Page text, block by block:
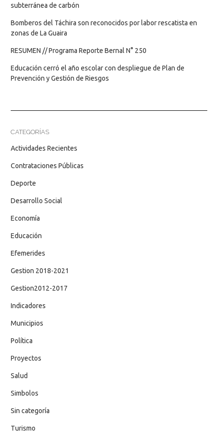
subterránea de carbón
Bomberos del Táchira son reconocidos por labor rescatista en
zonas de La Guaira
RESUMEN // Programa Reporte Bernal N° 250
Educación cerró el año escolar con despliegue de Plan de
Prevención y Gestión de Riesgos
CATEGORÍAS
Actividades Recientes
Contrataciones Públicas
Deporte
Desarrollo Social
Economía
Educación
Efemerides
Gestion 2018-2021
Gestion2012-2017
Indicadores
Municipios
Política
Proyectos
Salud
Simbolos
Sin categoría
Turismo